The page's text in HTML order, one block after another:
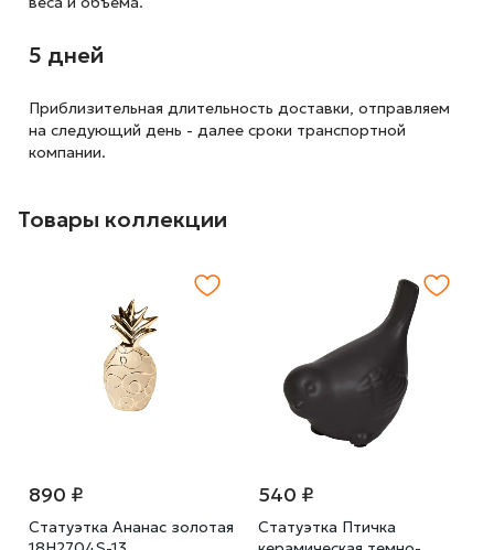
5 дней
Приблизительная длительность доставки, отправляем
на следующий день - далее сроки транспортной
компании.
Товары коллекции
890 ₽
Статуэтка Ананас золотая
540 ₽
Статуэтка Птичка